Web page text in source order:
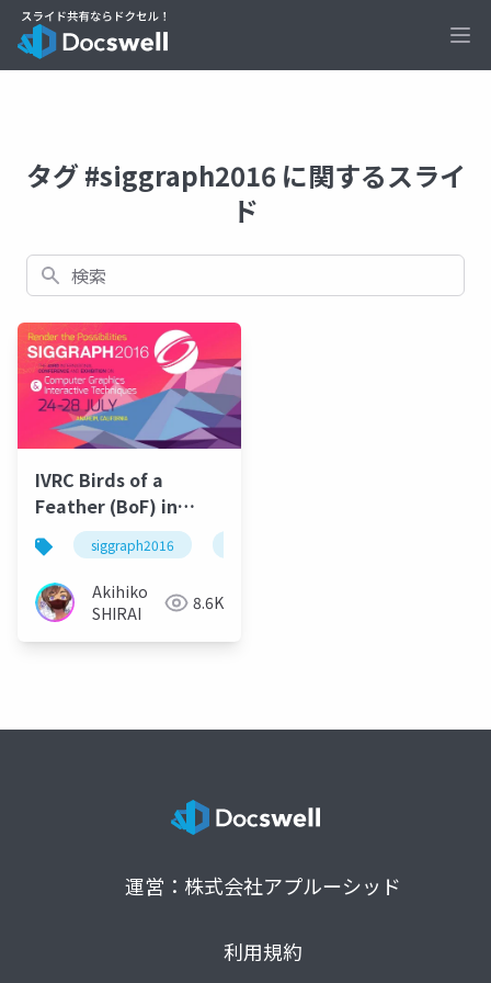
タグ #siggraph2016 に関するスライ
ド
検索
IVRC Birds of a
Feather (BoF) in
SIGRAPH2016
siggraph2016
Akihiko
SHIRAI
8.6K
運営：株式会社アプルーシッド
利用規約